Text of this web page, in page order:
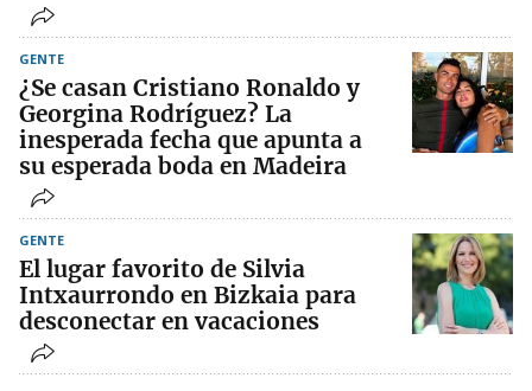
GENTE
¿Se casan Cristiano Ronaldo y
Georgina Rodríguez? La
inesperada fecha que apunta a
su esperada boda en Madeira
GENTE
El lugar favorito de Silvia
Intxaurrondo en Bizkaia para
desconectar en vacaciones